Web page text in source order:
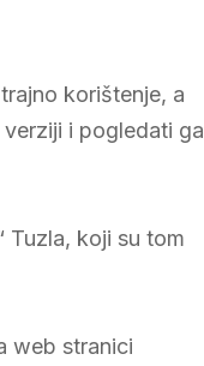
korištenje, a
i pogledati ga
Tuzla, koji su tom
web stranici